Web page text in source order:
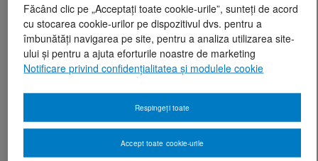
Făcând clic pe „Acceptați toate cookie-urile”, sunteți de acord
cu stocarea cookie-urilor pe dispozitivul dvs. pentru a
îmbunătăți navigarea pe site, pentru a analiza utilizarea site-
ului și pentru a ajuta eforturile noastre de marketing
Notificare privind confidențialitatea și modulele cookie
Respingeți toate
Accept toate cookie-urile